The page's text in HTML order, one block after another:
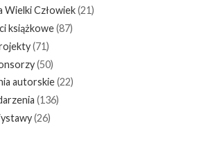
Wielki Człowiek(21)
książkowe(87)
(71)
(50)
autorskie(22)
(136)
(26)